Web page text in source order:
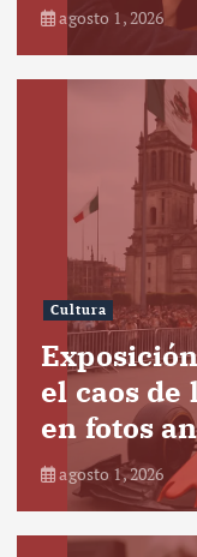
agosto 1, 2026
Cultura
el caos de
en fotos
agosto 1, 2026